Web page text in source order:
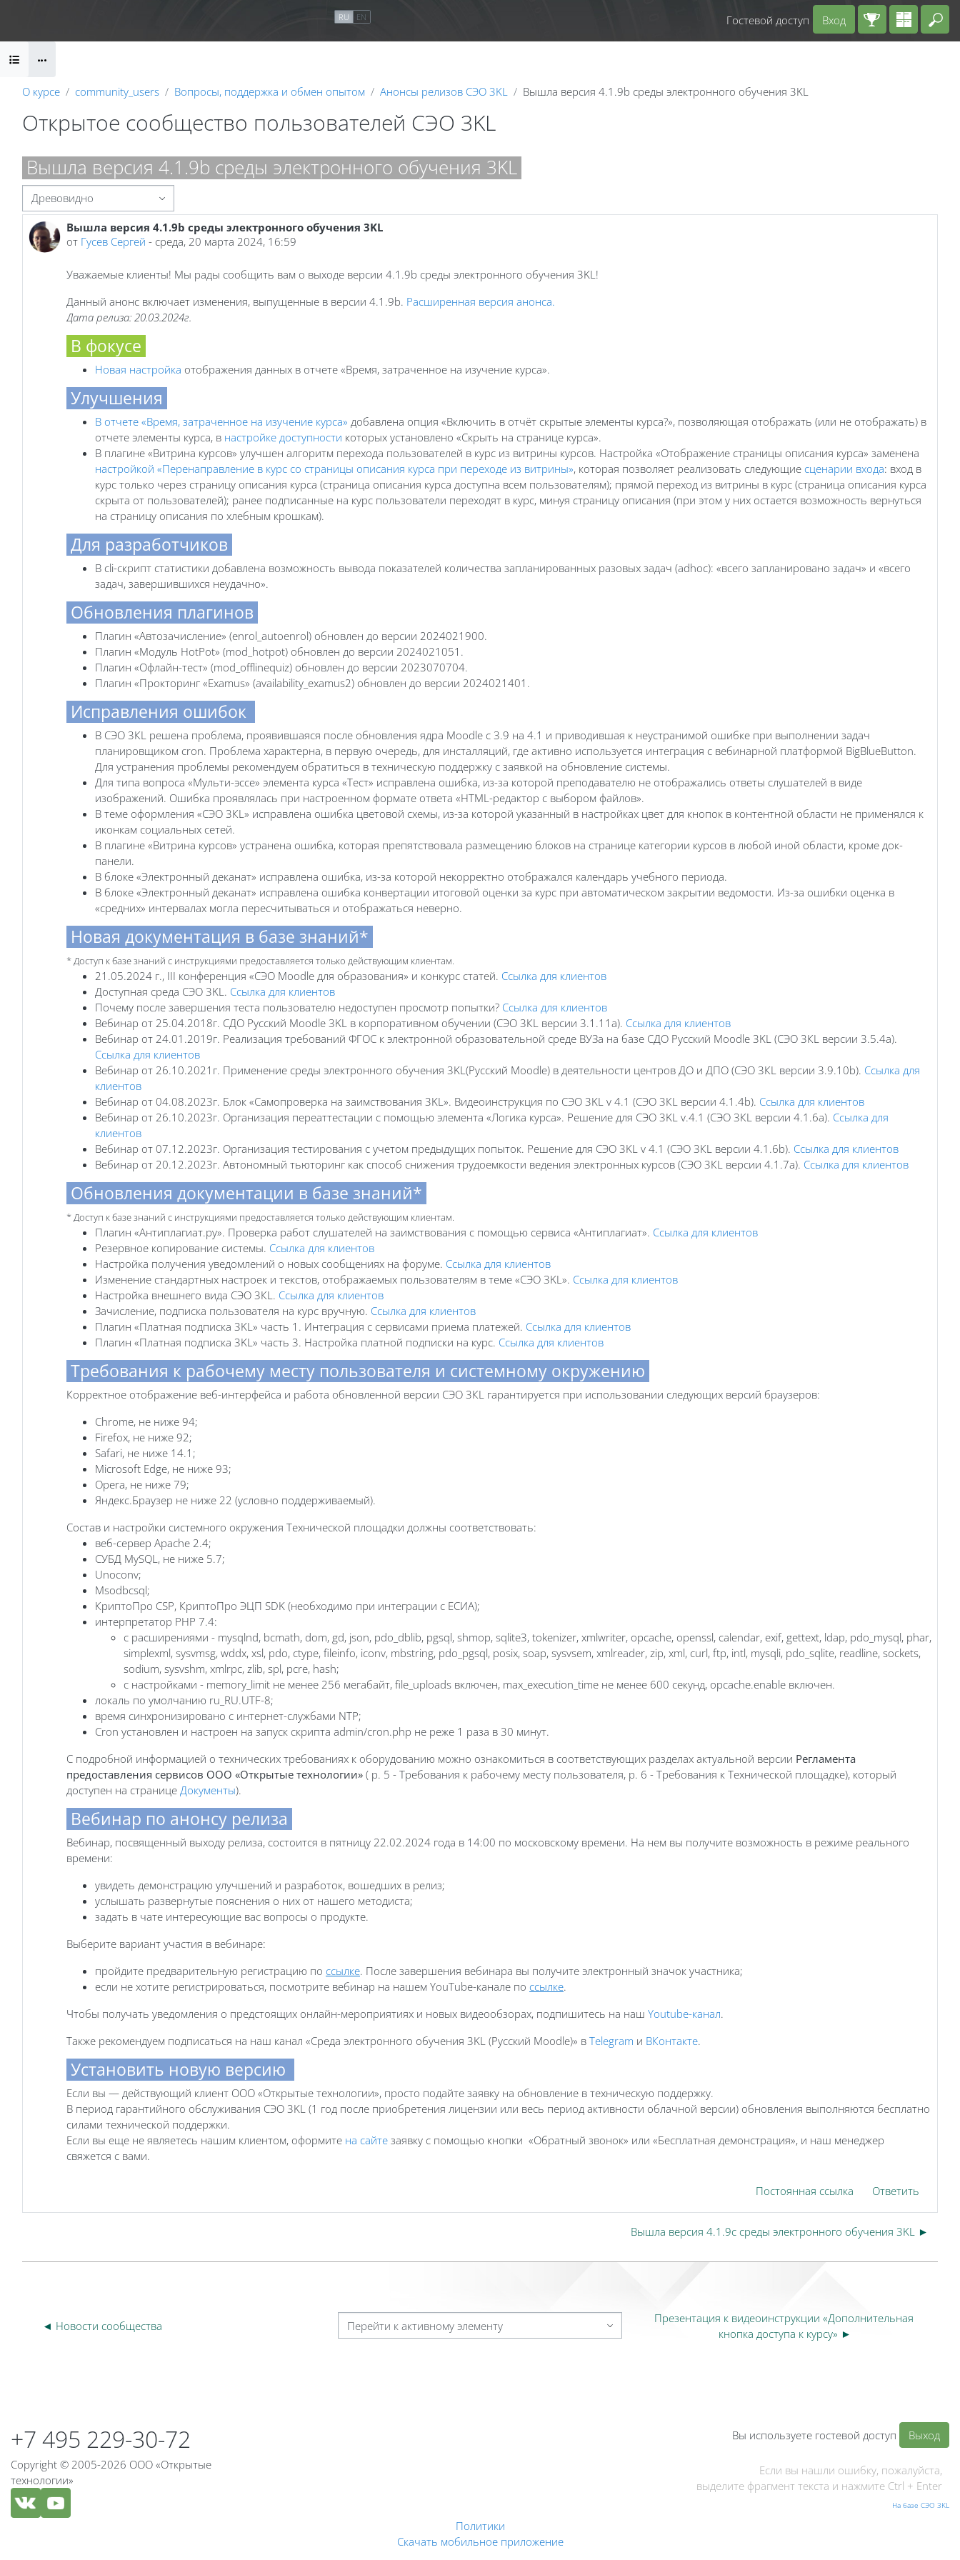
RU EN Гостевой доступ Вход
Блоки
О курсе community_users Вопросы, поддержка и обмен опытом Анонсы релизов СЭО 3KL Вышла версия 4.1.9b среды электронного обучения 3KL
Открытое сообщество пользователей СЭО 3KL
Блоки
Вышла версия 4.1.9b среды электронного обучения 3KL
Режим отображения
Вышла версия 4.1.9b среды электронного обучения 3KL
от Гусев Сергей - среда, 20 марта 2024, 16:59
Количество ответов: 0
Уважаемые клиенты! Мы рады сообщить вам о выходе версии 4.1.9b среды электронного обучения 3KL!
Данный анонс включает изменения, выпущенные в версии 4.1.9b. Расширенная версия анонса.
Дата релиза: 20.03.2024г.
В фокусе
Новая настройка отображения данных в отчете «Время, затраченное на изучение курса».
Улучшения
В отчете «Время, затраченное на изучение курса» добавлена опция «Включить в отчёт скрытые элементы курса?», позволяющая отображать (или не отображать) в
отчете элементы курса, в настройке доступности которых установлено «Скрыть на странице курса».
В плагине «Витрина курсов» улучшен алгоритм перехода пользователей в курс из витрины курсов. Настройка «Отображение страницы описания курса» заменена
настройкой «Перенаправление в курс со страницы описания курса при переходе из витрины», которая позволяет реализовать следующие сценарии входа: вход в
курс только через страницу описания курса (страница описания курса доступна всем пользователям); прямой переход из витрины в курс (страница описания курса
скрыта от пользователей); ранее подписанные на курс пользователи переходят в курс, минуя страницу описания (при этом у них остается возможность вернуться
на страницу описания по хлебным крошкам).
Для разработчиков
В cli-скрипт статистики добавлена возможность вывода показателей количества запланированных разовых задач (adhoc): «всего запланировано задач» и «всего
задач, завершившихся неудачно».
Обновления плагинов
Плагин «Автозачисление» (enrol_autoenrol) обновлен до версии 2024021900.
Плагин «Модуль HotPot» (mod_hotpot) обновлен до версии 2024021051.
Плагин «Офлайн-тест» (mod_offlinequiz) обновлен до версии 2023070704.
Плагин «Прокторинг «Examus» (availability_examus2) обновлен до версии 2024021401.
Исправления ошибок
В СЭО 3КL решена проблема, проявившаяся после обновления ядра Moodle c 3.9 на 4.1 и приводившая к неустранимой ошибке при выполнении задач
планировщиком cron. Проблема характерна, в первую очередь, для инсталляций, где активно используется интеграция с вебинарной платформой BigBlueButton.
Для устранения проблемы рекомендуем обратиться в техническую поддержку с заявкой на обновление системы.
Для типа вопроса «Мульти-эссе» элемента курса «Тест» исправлена ошибка, из-за которой преподавателю не отображались ответы слушателей в виде
изображений. Ошибка проявлялась при настроенном формате ответа «HTML-редактор с выбором файлов».
В теме оформления «СЭО 3КL» исправлена ошибка цветовой схемы, из-за которой указанный в настройках цвет для кнопок в контентной области не применялся к
иконкам социальных сетей.
В плагине «Витрина курсов» устранена ошибка, которая препятствовала размещению блоков на странице категории курсов в любой иной области, кроме док-
панели.
В блоке «Электронный деканат» исправлена ошибка, из-за которой некорректно отображался календарь учебного периода.
В блоке «Электронный деканат» исправлена ошибка конвертации итоговой оценки за курс при автоматическом закрытии ведомости. Из-за ошибки оценка в
«средних» интервалах могла пересчитываться и отображаться неверно.
Новая документация в базе знаний*
* Доступ к базе знаний с инструкциями предоставляется только действующим клиентам.
21.05.2024 г., III конференция «СЭО Moodle для образования» и конкурс статей. Ссылка для клиентов
Доступная среда СЭО 3KL. Ссылка для клиентов
Почему после завершения теста пользователю недоступен просмотр попытки? Ссылка для клиентов
Вебинар от 25.04.2018г. СДО Русский Moodle 3KL в корпоративном обучении (СЭО 3КL версии 3.1.11а). Ссылка для клиентов
Вебинар от 24.01.2019г. Реализация требований ФГОС к электронной образовательной среде ВУЗа на базе СДО Русский Moodle 3KL (СЭО 3КL версии 3.5.4а).
Ссылка для клиентов
Вебинар от 26.10.2021г. Применение среды электронного обучения 3KL(Русский Moodle) в деятельности центров ДО и ДПО (СЭО 3КL версии 3.9.10b). Ссылка для
клиентов
Вебинар от 04.08.2023г. Блок «‎Самопроверка на заимствования 3KL»‎. Видеоинструкция по СЭО 3KL v 4.1 (СЭО 3КL версии 4.1.4b). Ссылка для клиентов
Вебинар от 26.10.2023г. Организация переаттестации с помощью элемента «Логика курса». Решение для СЭО 3KL v.4.1 (СЭО 3КL версии 4.1.6а). Ссылка для
клиентов
Вебинар от 07.12.2023г. Организация тестирования с учетом предыдущих попыток. Решение для СЭО 3KL v 4.1 (СЭО 3КL версии 4.1.6b). Ссылка для клиентов
Вебинар от 20.12.2023г. Автономный тьюторинг как способ снижения трудоемкости ведения электронных курсов (СЭО 3КL версии 4.1.7а). Ссылка для клиентов
Обновления документации в базе знаний*
* Доступ к базе знаний с инструкциями предоставляется только действующим клиентам.
Плагин «Антиплагиат.ру». Проверка работ слушателей на заимствования с помощью сервиса «Антиплагиат». Ссылка для клиентов
Резервное копирование системы. Ссылка для клиентов
Настройка получения уведомлений о новых сообщениях на форуме. Ссылка для клиентов
Изменение стандартных настроек и текстов, отображаемых пользователям в теме «СЭО 3KL». Ссылка для клиентов
Настройка внешнего вида СЭО 3КL. Ссылка для клиентов
Зачисление, подписка пользователя на курс вручную. Ссылка для клиентов
Плагин «Платная подписка 3KL» часть 1. Интеграция с сервисами приема платежей. Ссылка для клиентов
Плагин «Платная подписка 3KL» часть 3. Настройка платной подписки на курс. Ссылка для клиентов
Требования к рабочему месту пользователя и системному окружению
Корректное отображение веб-интерфейса и работа обновленной версии СЭО 3КL гарантируется при использовании следующих версий браузеров:
Chrome, не ниже 94;
Firefox, не ниже 92;
Safari, не ниже 14.1;
Microsoft Edge, не ниже 93;
Opera, не ниже 79;
Яндекс.Браузер не ниже 22 (условно поддерживаемый).
Состав и настройки системного окружения Технической площадки должны соответствовать:
веб-сервер Apache 2.4;
СУБД MySQL, не ниже 5.7;
Unoconv;
Msodbcsql;
КриптоПро CSP, КриптоПро ЭЦП SDK (необходимо при интеграции с ЕСИА);
интерпретатор PHP 7.4:
с расширениями - mysqlnd, bcmath, dom, gd, json, pdo_dblib, pgsql, shmop, sqlite3, tokenizer, xmlwriter, opcache, openssl, calendar, exif, gettext, ldap, pdo_mysql, phar,
simplexml, sysvmsg, wddx, xsl, pdo, ctype, fileinfo, iconv, mbstring, pdo_pgsql, posix, soap, sysvsem, xmlreader, zip, xml, curl, ftp, intl, mysqli, pdo_sqlite, readline, sockets,
sodium, sysvshm, xmlrpc, zlib, spl, pcre, hash;
с настройками - memory_limit не менее 256 мегабайт, file_uploads включен, max_execution_time не менее 600 секунд, opcache.enable включен.
локаль по умолчанию ru_RU.UTF-8;
время синхронизировано с интернет-службами NTP;
Cron установлен и настроен на запуск скрипта admin/cron.php не реже 1 раза в 30 минут.
С подробной информацией о технических требованиях к оборудованию можно ознакомиться в соответствующих разделах актуальной версии Регламента
предоставления сервисов ООО «Открытые технологии» ( р. 5 - Требования к рабочему месту пользователя, р. 6 - Требования к Технической площадке), который
доступен на странице Документы).
Вебинар по анонсу релиза
Вебинар, посвященный выходу релиза, состоится в пятницу 22.02.2024 года в 14:00 по московскому времени. На нем вы получите возможность в режиме реального
времени:
увидеть демонстрацию улучшений и разработок, вошедших в релиз;
услышать развернутые пояснения о них от нашего методиста;
задать в чате интересующие вас вопросы о продукте.
Выберите вариант участия в вебинаре:
пройдите предварительную регистрацию по ссылке. После завершения вебинара вы получите электронный значок участника;
если не хотите регистрироваться, посмотрите вебинар на нашем YouTube-канале по ссылке.
Чтобы получать уведомления о предстоящих онлайн-мероприятиях и новых видеообзорах, подпишитесь на наш Youtube-канал.
Также рекомендуем подписаться на наш канал «Среда электронного обучения 3KL (Русский Moodle)» в Telegram и ВКонтакте.
Установить новую версию
Если вы — действующий клиент ООО «Открытые технологии», просто подайте заявку на обновление в техническую поддержку.
В период гарантийного обслуживания СЭО 3KL (1 год после приобретения лицензии или весь период активности облачной версии) обновления выполняются бесплатно
силами технической поддержки.
Если вы еще не являетесь нашим клиентом, оформите на сайте заявку с помощью кнопки «Обратный звонок» или «Бесплатная демонстрация», и наш менеджер
свяжется с вами.
Постоянная ссылка Ответить
Вышла версия 4.1.9c среды электронного обучения 3KL ►
◄ Новости сообщества Перейти к активному элементу
Презентация к видеоинструкции «Дополнительная
кнопка доступа к курсу» ►
+7 495 229-30-72
Copyright © 2005-2026 ООО «Открытые
технологии»
Вы используете гостевой доступ Выход
Если вы нашли ошибку, пожалуйста,
выделите фрагмент текста и нажмите Ctrl + Enter
На базе СЭО 3KL
Политики
Скачать мобильное приложение